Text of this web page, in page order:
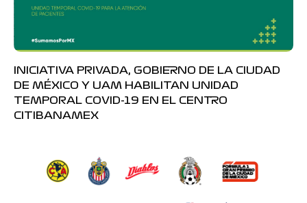
INICIATIVA PRIVADA, GOBIERNO DE LA CIUDAD
DE MÉXICO Y UAM HABILITAN UNIDAD
TEMPORAL COVID-19 EN EL CENTRO
CITIBANAMEX